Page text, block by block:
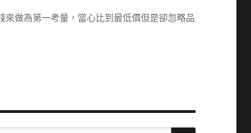
做為第一考量，當心比到最低價但是卻忽略品